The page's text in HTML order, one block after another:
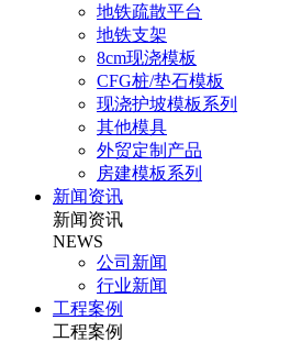
地铁疏散平台
地铁支架
8cm现浇模板
CFG桩/垫石模板
现浇护坡模板系列
其他模具
外贸定制产品
房建模板系列
新闻资讯
新闻资讯
NEWS
公司新闻
行业新闻
工程案例
工程案例